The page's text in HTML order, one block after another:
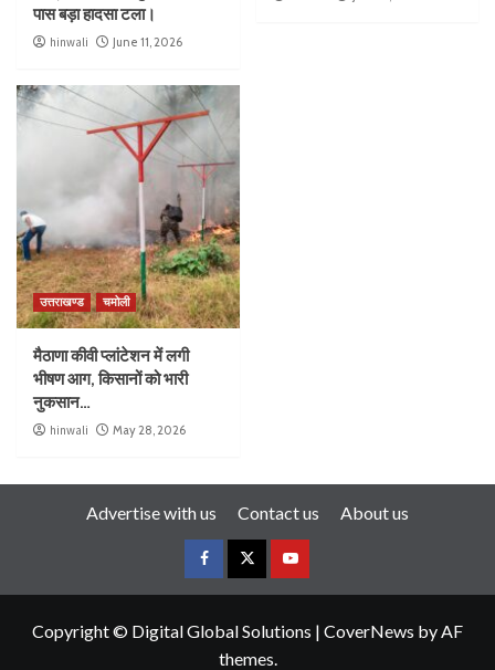
पास बड़ा हादसा टला।
hinwali June 11, 2026
उत्तराखण्ड चमोली
मैठाणा कीवी प्लांटेशन में लगी
भीषण आग, किसानों को भारी
नुकसान…
hinwali May 28, 2026
Advertise with us Contact us About us
Copyright © Digital Global Solutions | CoverNews by AF
themes.